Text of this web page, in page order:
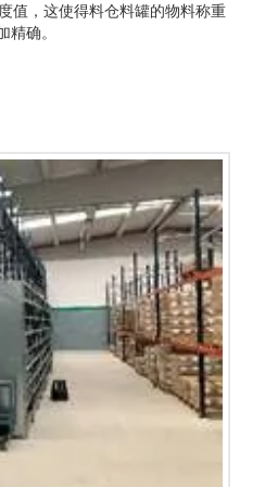
值，这使得料仓料罐的物料称重
精确。